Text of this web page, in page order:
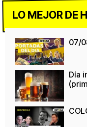
LO MEJOR DE
07/
Día